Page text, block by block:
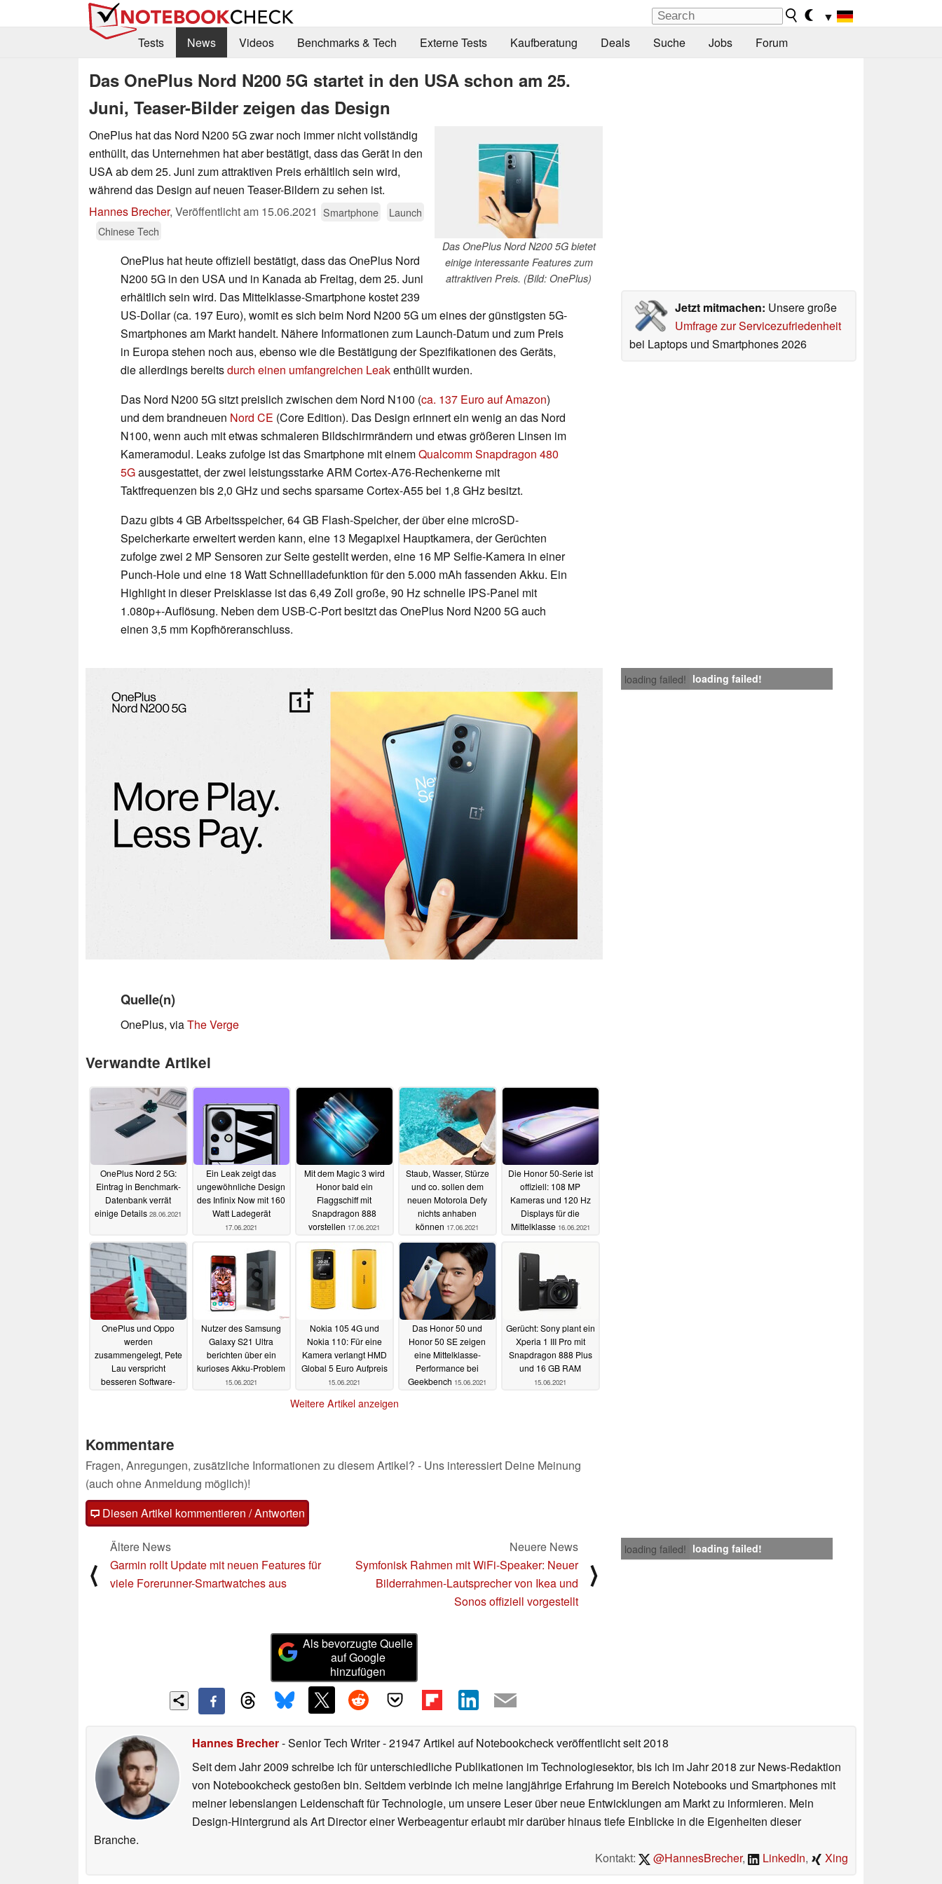
▼
Tests
News Videos Benchmarks & Tech Externe Tests Kaufberatung Deals Suche Jobs Forum
Das OnePlus Nord N200 5G startet in den USA schon am 25.
Juni, Teaser-Bilder zeigen das Design
Das OnePlus Nord N200 5G bietet
einige interessante Features zum
attraktiven Preis. (Bild: OnePlus)
OnePlus hat das Nord N200 5G zwar noch immer nicht vollständig
enthüllt, das Unternehmen hat aber bestätigt, dass das Gerät in den
USA ab dem 25. Juni zum attraktiven Preis erhältlich sein wird,
während das Design auf neuen Teaser-Bildern zu sehen ist.
Hannes Brecher, Veröffentlicht am 15.06.2021 Smartphone
Launch
Chinese Tech
Jetzt mitmachen: Unsere große
Umfrage zur Servicezufriedenheit
bei Laptops und Smartphones 2026
OnePlus hat heute offiziell bestätigt, dass das OnePlus Nord
N200 5G in den USA und in Kanada ab Freitag, dem 25. Juni
erhältlich sein wird. Das Mittelklasse-Smartphone kostet 239
US-Dollar (ca. 197 Euro), womit es sich beim Nord N200 5G um eines der günstigsten 5G-
Smartphones am Markt handelt. Nähere Informationen zum Launch-Datum und zum Preis
in Europa stehen noch aus, ebenso wie die Bestätigung der Spezifikationen des Geräts,
die allerdings bereitsdurch einen umfangreichen Leakenthüllt wurden.
Das Nord N200 5G sitzt preislich zwischen dem Nord N100 (ca. 137 Euro auf Amazon)
und dem brandneuen Nord CE (Core Edition). Das Design erinnert ein wenig an das Nord
N100, wenn auch mit etwas schmaleren Bildschirmrändern und etwas größeren Linsen im
Kameramodul. Leaks zufolge ist das Smartphone mit einemQualcomm Snapdragon 480
5Gausgestattet, der zwei leistungsstarke ARM Cortex-A76-Rechenkerne mit
Taktfrequenzen bis 2,0 GHz und sechs sparsame Cortex-A55 bei 1,8 GHz besitzt.
Dazu gibts 4 GB Arbeitsspeicher, 64 GB Flash-Speicher, der über eine microSD-
Speicherkarte erweitert werden kann, eine 13 Megapixel Hauptkamera, der Gerüchten
zufolge zwei 2 MP Sensoren zur Seite gestellt werden, eine 16 MP Selfie-Kamera in einer
Punch-Hole und eine 18 Watt Schnellladefunktion für den 5.000 mAh fassenden Akku. Ein
Highlight in dieser Preisklasse ist das 6,49 Zoll große, 90 Hz schnelle IPS-Panel mit
1.080p+-Auflösung. Neben dem USB-C-Port besitzt das OnePlus Nord N200 5G auch
einen 3,5 mm Kopfhöreranschluss.
loading failed! loading failed!
Quelle(n)
OnePlus, viaThe Verge
Verwandte Artikel
OnePlus Nord 2 5G:
Eintrag in Benchmark-
Datenbank verrät
einige Details 28.06.2021
Ein Leak zeigt das
ungewöhnliche Design
des Infinix Now mit 160
Watt Ladegerät
17.06.2021
Mit dem Magic 3 wird
Honor bald ein
Flaggschiff mit
Snapdragon 888
vorstellen 17.06.2021
Staub, Wasser, Stürze
und co. sollen dem
neuen Motorola Defy
nichts anhaben
können 17.06.2021
Die Honor 50-Serie ist
offiziell: 108 MP
Kameras und 120 Hz
Displays für die
Mittelklasse 16.06.2021
OnePlus und Oppo
werden
zusammengelegt, Pete
Lau verspricht
besseren Software-
Nutzer des Samsung
Galaxy S21 Ultra
berichten über ein
kurioses Akku-Problem
15.06.2021
Nokia 105 4G und
Nokia 110: Für eine
Kamera verlangt HMD
Global 5 Euro Aufpreis
15.06.2021
Das Honor 50 und
Honor 50 SE zeigen
eine Mittelklasse-
Performance bei
Geekbench 15.06.2021
Gerücht: Sony plant ein
Xperia 1 III Pro mit
Snapdragon 888 Plus
und 16 GB RAM
15.06.2021
Weitere Artikel anzeigen
Kommentare
Fragen, Anregungen, zusätzliche Informationen zu diesem Artikel? - Uns interessiert Deine Meinung
(auch ohne Anmeldung möglich)!
Diesen Artikel kommentieren / Antworten
loading failed! loading failed!
⟨
Ältere News
Garmin rollt Update mit neuen Features für
viele Forerunner-Smartwatches aus
Neuere News
Symfonisk Rahmen mit WiFi-Speaker: Neuer
Bilderrahmen-Lautsprecher von Ikea und
Sonos offiziell vorgestellt
⟩
Als bevorzugte Quelle
auf Google
hinzufügen
Hannes Brecher- Senior Tech Writer- 21947 Artikel auf Notebookcheck veröffentlichtseit 2018
Seit dem Jahr 2009 schreibe ich für unterschiedliche Publikationen im Technologiesektor, bis ich im Jahr 2018 zur News-Redaktion
von Notebookcheck gestoßen bin. Seitdem verbinde ich meine langjährige Erfahrung im Bereich Notebooks und Smartphones mit
meiner lebenslangen Leidenschaft für Technologie, um unsere Leser über neue Entwicklungen am Markt zu informieren. Mein
Design-Hintergrund als Art Director einer Werbeagentur erlaubt mir darüber hinaus tiefe Einblicke in die Eigenheiten dieser
Branche.
Kontakt:
@HannesBrecher, LinkedIn, Xing